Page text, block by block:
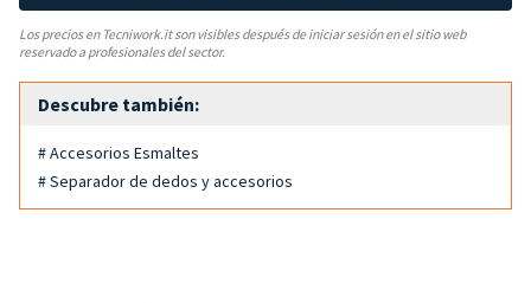
Los precios en Tecniwork.it son visibles después de iniciar sesión en el sitio web
reservado a profesionales del sector.
Descubre también:
# Accesorios Esmaltes
# Separador de dedos y accesorios